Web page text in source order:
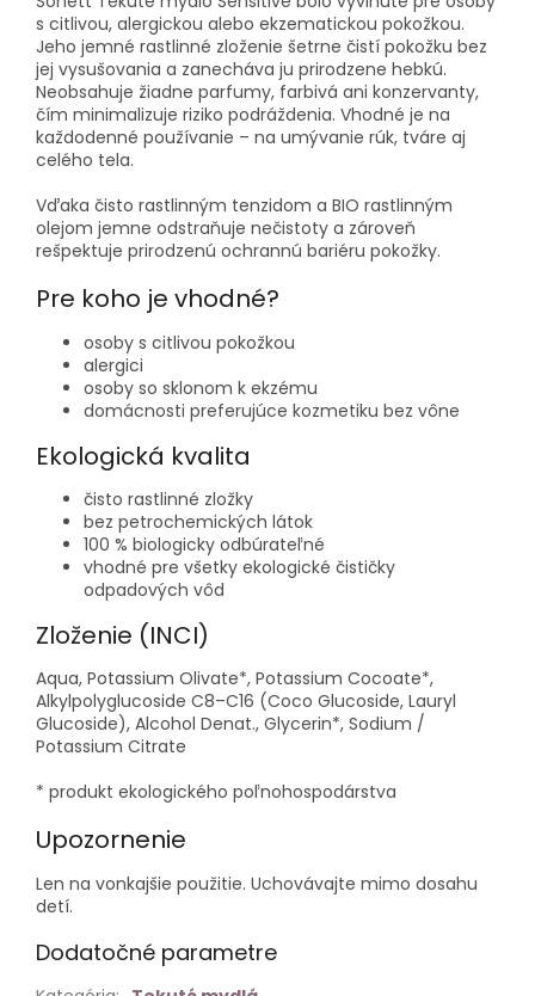
s citlivou, alergickou alebo ekzematickou pokožkou.
Jeho jemné rastlinné zloženie šetrne čistí pokožku bez
jej vysušovania a zanecháva ju prirodzene hebkú.
Neobsahuje žiadne parfumy, farbivá ani konzervanty,
čím minimalizuje riziko podráždenia. Vhodné je na
každodenné používanie – na umývanie rúk, tváre aj
celého tela.
Vďaka čisto rastlinným tenzidom a BIO rastlinným
olejom jemne odstraňuje nečistoty a zároveň
rešpektuje prirodzenú ochrannú bariéru pokožky.
Pre koho je vhodné?
osoby s citlivou pokožkou
alergici
osoby so sklonom k ekzému
domácnosti preferujúce kozmetiku bez vône
Ekologická kvalita
čisto rastlinné zložky
bez petrochemických látok
100 % biologicky odbúrateľné
vhodné pre všetky ekologické čističky
odpadových vôd
Zloženie (INCI)
Aqua, Potassium Olivate*, Potassium Cocoate*,
Alkylpolyglucoside C8–C16 (Coco Glucoside, Lauryl
Glucoside), Alcohol Denat., Glycerin*, Sodium /
Potassium Citrate
* produkt ekologického poľnohospodárstva
Upozornenie
Len na vonkajšie použitie. Uchovávajte mimo dosahu
detí.
Dodatočné parametre